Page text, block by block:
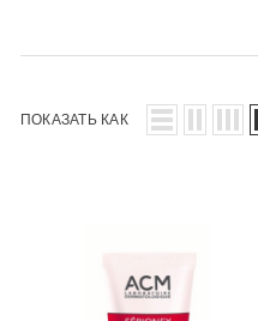
ПОКАЗАТЬ КАК